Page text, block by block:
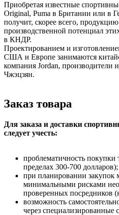
Приобретая известные
Original, Puma в Британии или в
получит, скорее всего,
производственной потенциал
в КНДР.
Проектированием и
США и Европе занимаются
компания Jordan, производители
Чжэцзян.
Заказ товара
Для заказа и доставки
следует учесть:
проблематичность
пределах 300-700 долларов);
при планировании закупок
минимальными рисками
проверенных посредников
возможность
через специализированные